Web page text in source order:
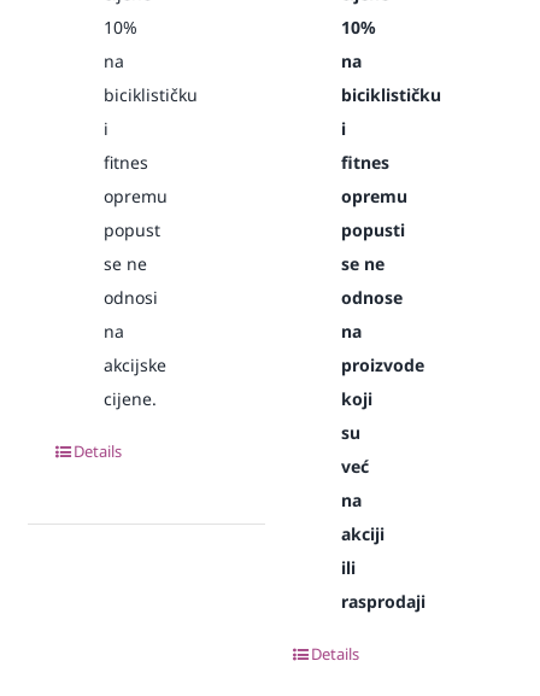
10%
na
biciklističku
i
fitnes
opremu
popust
se ne
odnosi
na
akcijske
cijene.
Details
10%
na
biciklističku
i
fitnes
opremu
popusti
se ne
odnose
na
proizvode
koji
su
već
na
akciji
ili
rasprodaji
Details